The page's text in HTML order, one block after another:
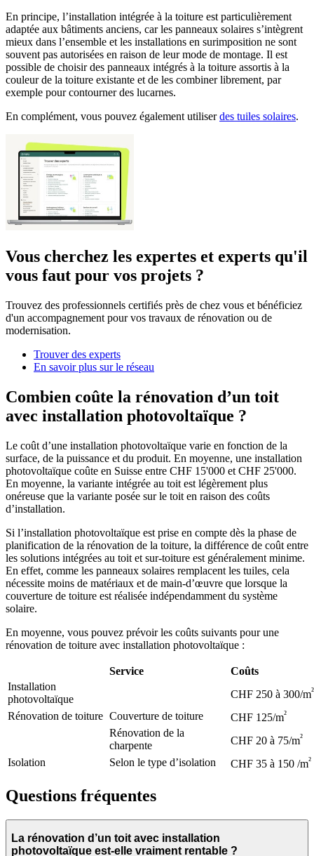
En principe, l’installation intégrée à la toiture est particulièrement
adaptée aux bâtiments anciens, car les panneaux solaires s’intègrent
mieux dans l’ensemble et les installations en surimposition ne sont
souvent pas autorisées en raison de leur mode de montage. Il est
possible de choisir des panneaux intégrés à la toiture assortis à la
couleur de la toiture existante et de les combiner librement, par
exemple pour contourner des lucarnes.
En complément, vous pouvez également utiliserdes tuiles solaires.
Vous cherchez les expertes et experts qu'il
vous faut pour vos projets ?
Trouvez des professionnels certifiés près de chez vous et bénéficiez
d'un accompagnement pour vos travaux de rénovation ou de
modernisation.
Trouver des experts
En savoir plus sur le réseau
Combien coûte la rénovation d’un toit
avec installation photovoltaïque ?
Le coût d’une installation photovoltaïque varie en fonction de la
surface, de la puissance et du produit. En moyenne, une installation
photovoltaïque coûte en Suisse entre CHF 15'000 et CHF 25'000.
En moyenne, la variante intégrée au toit est légèrement plus
onéreuse que la variante posée sur le toit en raison des coûts
d’installation.
Si l’installation photovoltaïque est prise en compte dès la phase de
planification de la rénovation de la toiture, la différence de coût entre
les solutions intégrées au toit et sur-toiture est généralement minime.
En effet, comme les panneaux solaires remplacent les tuiles, cela
nécessite moins de matériaux et de main-d’œuvre que lorsque la
couverture de toiture est réalisée indépendamment du système
solaire.
En moyenne, vous pouvez prévoir les coûts suivants pour une
rénovation de toiture avec installation photovoltaïque :
Service
Coûts
Installation
photovoltaïque
CHF 250 à 300/m²
Rénovation de toiture Couverture de toiture CHF 125/m²
Rénovation de la
charpente
CHF 20 à 75/m²
Isolation Selon le type d’isolation CHF 35 à 150 /m²
Questions fréquentes
La rénovation d’un toit avec installation
photovoltaïque est-elle vraiment rentable ?